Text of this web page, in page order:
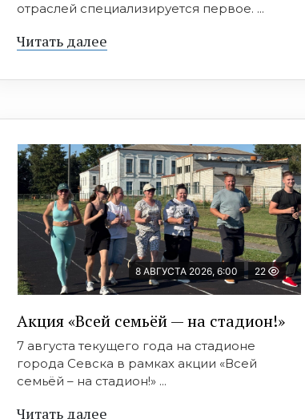
отраслей специализируется первое. ...
Читать далее
8 АВГУСТА 2026, 6:00 22
Акция «Всей семьёй — на стадион!»
7 августа текущего года на стадионе
города Севска в рамках акции «Всей
семьёй – на стадион!» ...
Читать далее